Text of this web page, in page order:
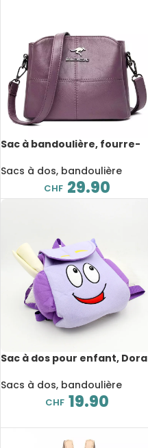
Sac à bandoulière, fourre-
compartiments de
rangement
Sacs à dos, bandoulière
CHF 29.90
Sac à dos pour enfant, Dora
avec carte
Sacs à dos, bandoulière
CHF 19.90